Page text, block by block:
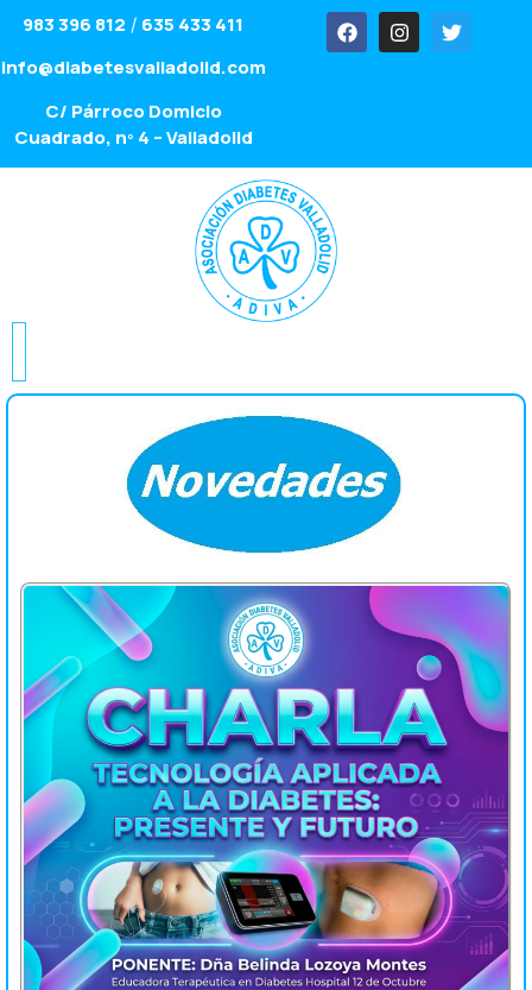
983 396 812 / 635 433 411
info@diabetesvalladolid.com
C/ Párroco Domicio
Cuadrado, nº 4 – Valladolid